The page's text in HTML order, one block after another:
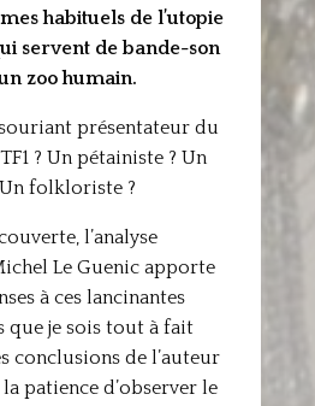
habituels de l’utopie
servent de bande-son
zoo humain.
présentateur du
? Un pétainiste ? Un
folkloriste ?
l’analyse
Le Guenic apporte
à ces lancinantes
que je sois tout à fait
conclusions de l’auteur
patience d’observer le